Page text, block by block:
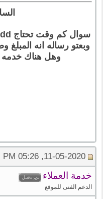
وبعتو رساله انه
وهل هناك خدمه
11-05-2020, 05:26 PM
خدمة العملاء
الدعم الفنى للموقع